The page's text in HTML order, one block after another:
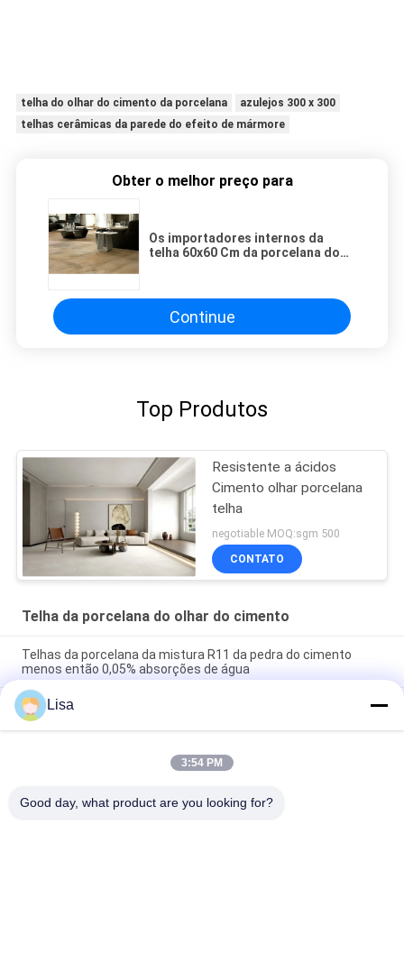
telha do olhar do cimento da porcelana
azulejos 300 x 300
telhas cerâmicas da parede do efeito de mármore
Obter o melhor preço para
Os importadores internos da
telha 60x60 Cm da porcelana do
Continue
Top Produtos
Resistente a ácidos
Cimento olhar porcelana
telha
negotiable MOQ:sgm 500
CONTATO
Telha da porcelana do olhar do cimento
Telhas da porcelana da mistura R11 da pedra do cimento
menos então 0,05% absorções de água
Inkjet concreto da categoria do AAA das telhas de
revestimento do cimento decorativo que imprime 10mm
grosso
Coloração acidental do anti amarelo bacteriano da telha da
Lisa
3:54 PM
Good day, what product are you looking for?